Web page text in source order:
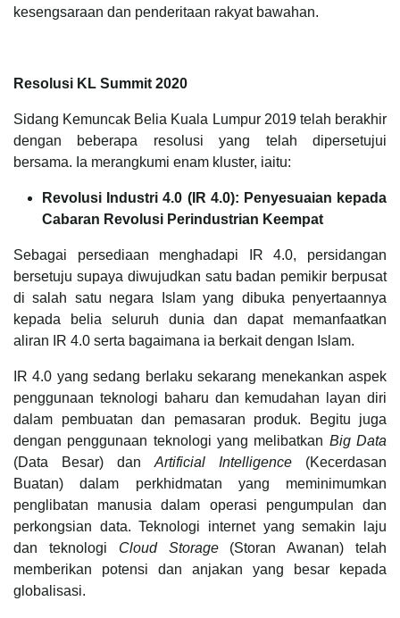
kesengsaraan dan penderitaan rakyat bawahan.
Resolusi KL Summit 2020
Sidang Kemuncak Belia Kuala Lumpur 2019 telah berakhir
dengan beberapa resolusi yang telah dipersetujui
bersama. Ia merangkumi enam kluster, iaitu:
Revolusi Industri 4.0 (IR 4.0): Penyesuaian kepada
Cabaran Revolusi Perindustrian Keempat
Sebagai persediaan menghadapi IR 4.0, persidangan
bersetuju supaya diwujudkan satu badan pemikir berpusat
di salah satu negara Islam yang dibuka penyertaannya
kepada belia seluruh dunia dan dapat memanfaatkan
aliran IR 4.0 serta bagaimana ia berkait dengan Islam.
IR 4.0 yang sedang berlaku sekarang menekankan aspek
penggunaan teknologi baharu dan kemudahan layan diri
dalam pembuatan dan pemasaran produk. Begitu juga
dengan penggunaan teknologi yang melibatkan Big Data
(Data Besar) dan Artificial Intelligence (Kecerdasan
Buatan) dalam perkhidmatan yang meminimumkan
penglibatan manusia dalam operasi pengumpulan dan
perkongsian data. Teknologi internet yang semakin laju
dan teknologi Cloud Storage(Storan Awanan) telah
memberikan potensi dan anjakan yang besar kepada
globalisasi.